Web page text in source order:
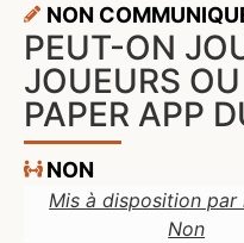
NON
PEUT-ON
JOUEURS
PAPER APP
NON
Mis à disposition par
Non